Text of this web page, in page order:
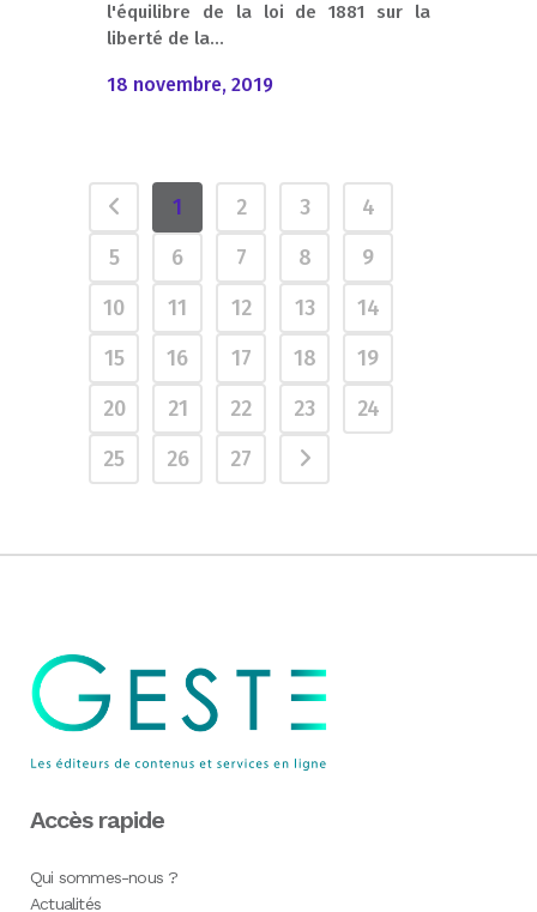
l'équilibre de la loi de 1881 sur la
liberté de la...
18 novembre, 2019
1 2 3
4
5
6 7 8
9
10
11 12 13
14
15
16 17 18
19
20
21 22 23
24
25
26 27
Accès rapide
Qui sommes-nous ?
Actualités